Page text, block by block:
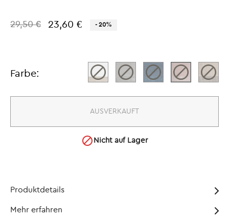
29,50 € 23,60 € - 20%
Farbe:
AUSVERKAUFT
 Nicht auf Lager
Produktdetails
Mehr erfahren